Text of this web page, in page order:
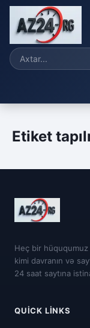
Etiket
Heç bir
kimi davranın və
24 saat saytına
QUICK LINKS